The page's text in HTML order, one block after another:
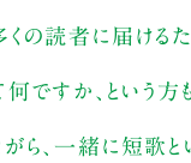
の読者に届ける
何ですか、という方
ら、一緒に短歌と